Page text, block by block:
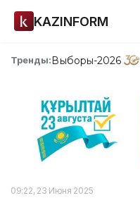
KAZINFORM
Тренды:Выборы-2026
09:22, 23 Июня 2025